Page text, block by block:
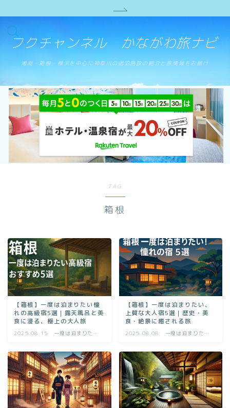
フクチャンネル かながわ旅ナビ
湘南・箱根・横浜を中心に神奈川の宿泊施設の紹介と旅情報をお届け
TAG
箱根
【箱根】一度は泊まりたい憧
れの高級宿5選｜露天風呂と美
食に浸る、極上の大人旅
2025.08.15
一度は泊まりたい
【箱根】一度は泊まりたい、
上質な大人宿5選｜歴史・美
食・絶景に癒される旅
2025.08.08
一度は泊まりたい